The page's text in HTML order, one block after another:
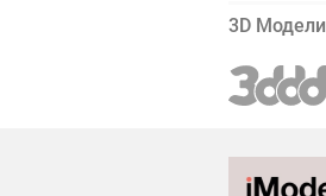
3D Модели